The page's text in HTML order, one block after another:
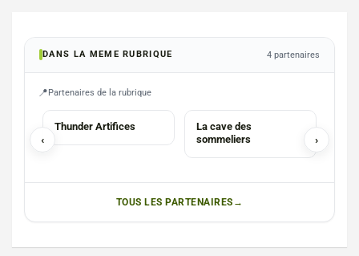
DANS LA MEME RUBRIQUE 4 partenaires
Partenaires de la rubrique
‹ ›
SERVICES
Thunder Artifices
La cave des
sommeliers
TOUS LES PARTENAIRES